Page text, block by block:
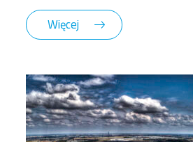
Więcej